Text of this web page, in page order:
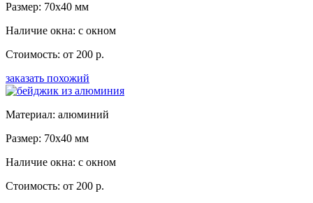
Размер: 70x40 мм
Наличие окна: с окном
Стоимость: от 200 р.
заказать похожий
Материал: алюминий
Размер: 70x40 мм
Наличие окна: с окном
Стоимость: от 200 р.